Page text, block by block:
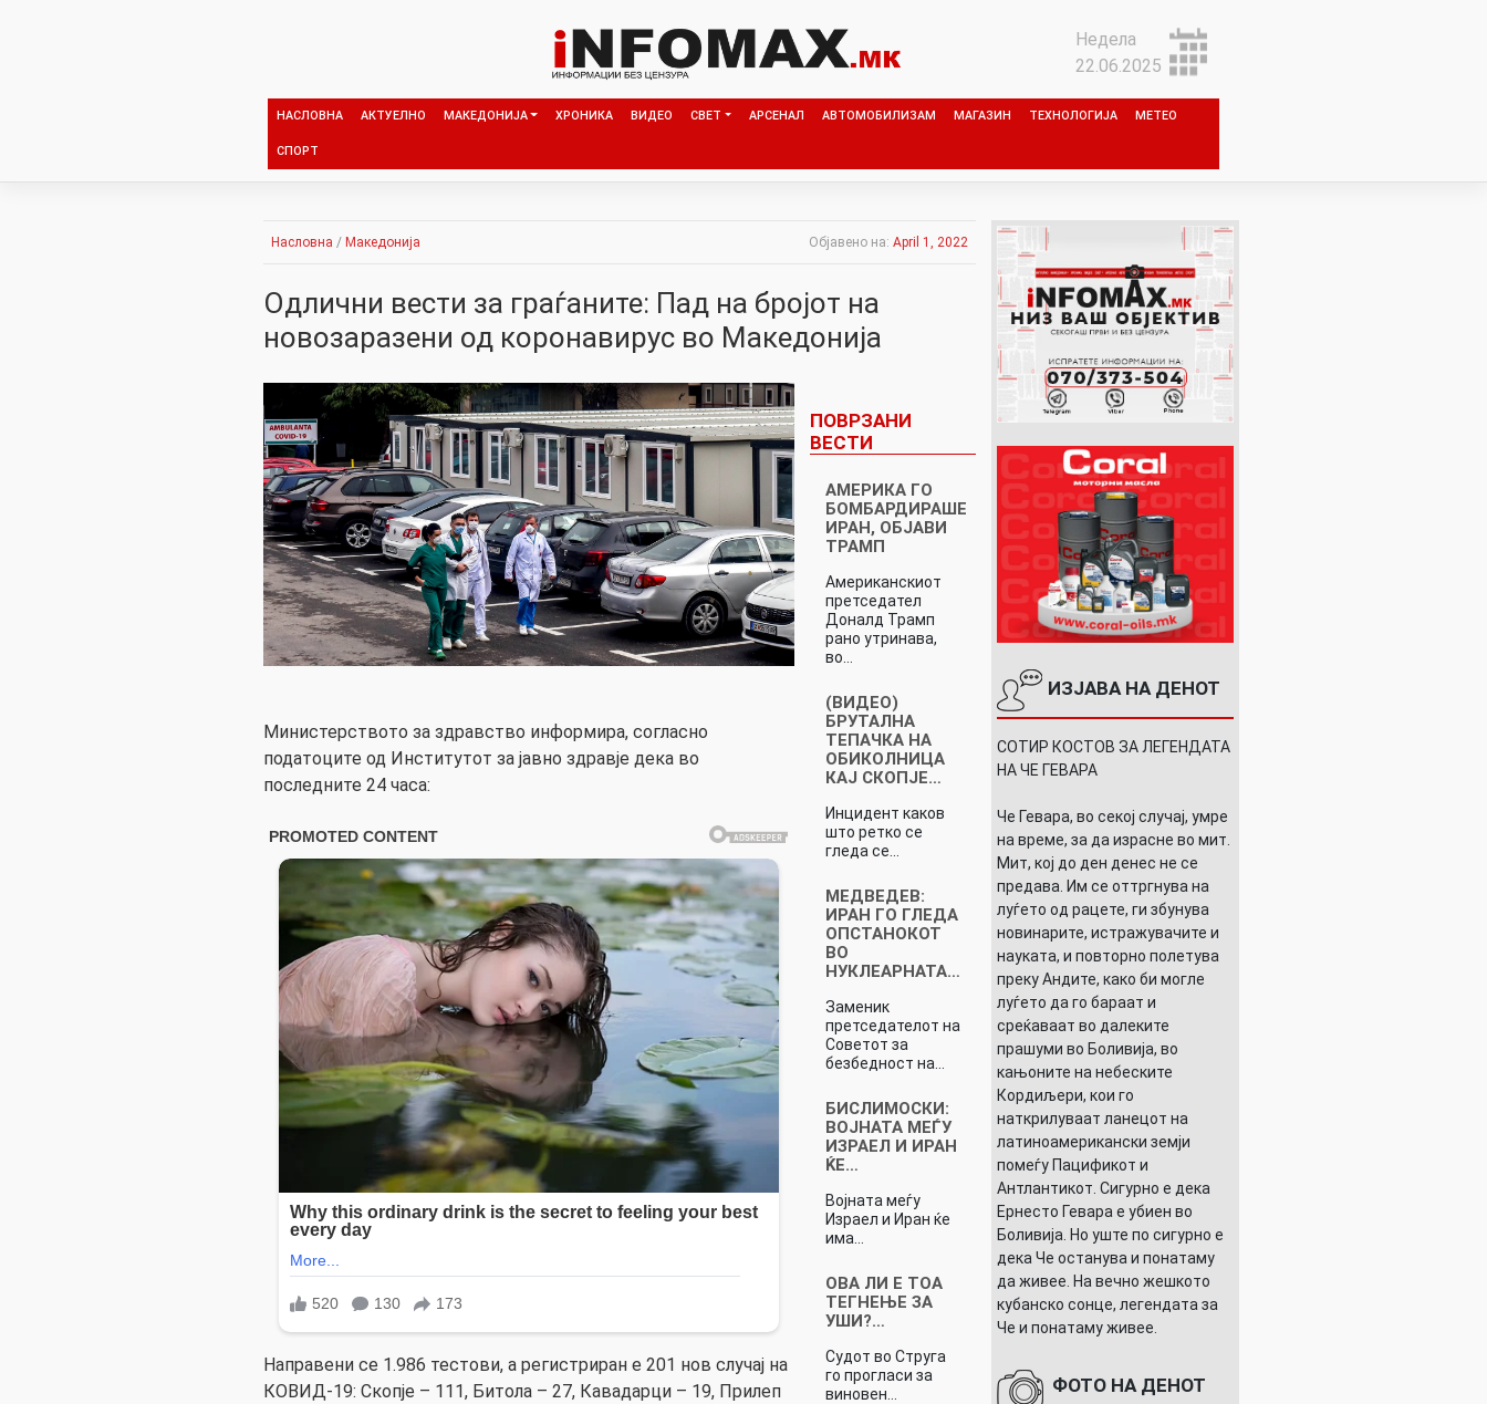
Недела
22.06.2025
НАСЛОВНА АКТУЕЛНО МАКЕДОНИЈА ХРОНИКА ВИДЕО СВЕТ АРСЕНАЛ АВТОМОБИЛИЗАМ МАГАЗИН ТЕХНОЛОГИЈА МЕТЕО
СПОРТ
Насловна / Македонија Објавено на: April 1, 2022
Одлични вести за граѓаните: Пад на бројот на
новозаразени од коронавирус во Македонија
Министерството за здравство информира, согласно
податоците од Институтот за јавно здравје дека во
последните 24 часа:
Направени се 1.986 тестови, а регистриран е 201 нов случај на
КОВИД-19: Скопје – 111, Битола – 27, Кавадарци – 19, Прилеп
ПОВРЗАНИ
ВЕСТИ
АМЕРИКА ГО
БОМБАРДИРАШЕ
ИРАН, ОБЈАВИ
ТРАМП
Американскиот
претседател
Доналд Трамп
рано утринава,
во…
(ВИДЕО)
БРУТАЛНА
ТЕПАЧКА НА
ОБИКОЛНИЦА
КАЈ СКОПЈЕ…
Инцидент каков
што ретко се
гледа се…
МЕДВЕДЕВ:
ИРАН ГО ГЛЕДА
ОПСТАНОКОТ
ВО
НУКЛЕАРНАТА…
Заменик
претседателот на
Советот за
безбедност на…
БИСЛИМОСКИ:
ВОЈНАТА МЕЃУ
ИЗРАЕЛ И ИРАН
ЌЕ…
Војната меѓу
Израел и Иран ќе
има…
ОВА ЛИ Е ТОА
ТЕГНЕЊЕ ЗА
УШИ?…
Судот во Струга
го прогласи за
виновен…
ИЗЈАВА НА ДЕНОТ
СОТИР КОСТОВ ЗА ЛЕГЕНДАТА
НА ЧЕ ГЕВАРА
Че Гевара, во секој случај, умре
на време, за да израсне во мит.
Мит, кој до ден денес не се
предава. Им се оттргнува на
луѓето од рацете, ги збунува
новинарите, истражувачите и
науката, и повторно полетува
преку Андите, како би могле
луѓето да го бараат и
среќаваат во далеките
прашуми во Боливија, во
кањоните на небеските
Кордиљери, кои го
наткрилуваат ланецот на
латиноамерикански земји
помеѓу Пацификот и
Антлантикот. Сигурно е дека
Ернесто Гевара е убиен во
Боливија. Но уште по сигурно е
дека Че останува и понатаму
да живее. На вечно жешкото
кубанско сонце, легендата за
Че и понатаму живее.
ФОТО НА ДЕНОТ